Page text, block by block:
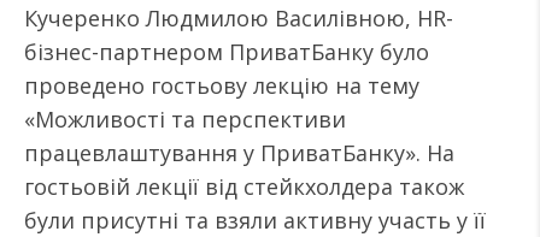
Кучеренко Людмилою Василівною, HR-
бізнес-партнером ПриватБанку було
проведено гостьову лекцію на тему
«Можливості та перспективи
працевлаштування у ПриватБанку». На
гостьовій лекції від стейкхолдера також
були присутні та взяли активну участь у її